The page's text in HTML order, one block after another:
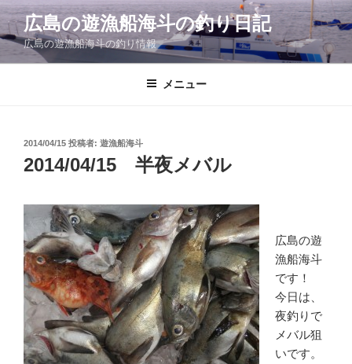
コ
ン
ン
広島の遊漁船海斗の釣り日記
広島の遊漁船海斗の釣り情報
メニュー
投
稿
日:
2014/04/15 投稿者: 遊漁船海斗
2014/04/15 半夜メバル
広島の遊
漁船海斗
です！
今日は、
夜釣りで
メバル狙
いです。